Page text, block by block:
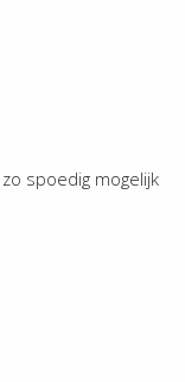
spoedig mogelijk